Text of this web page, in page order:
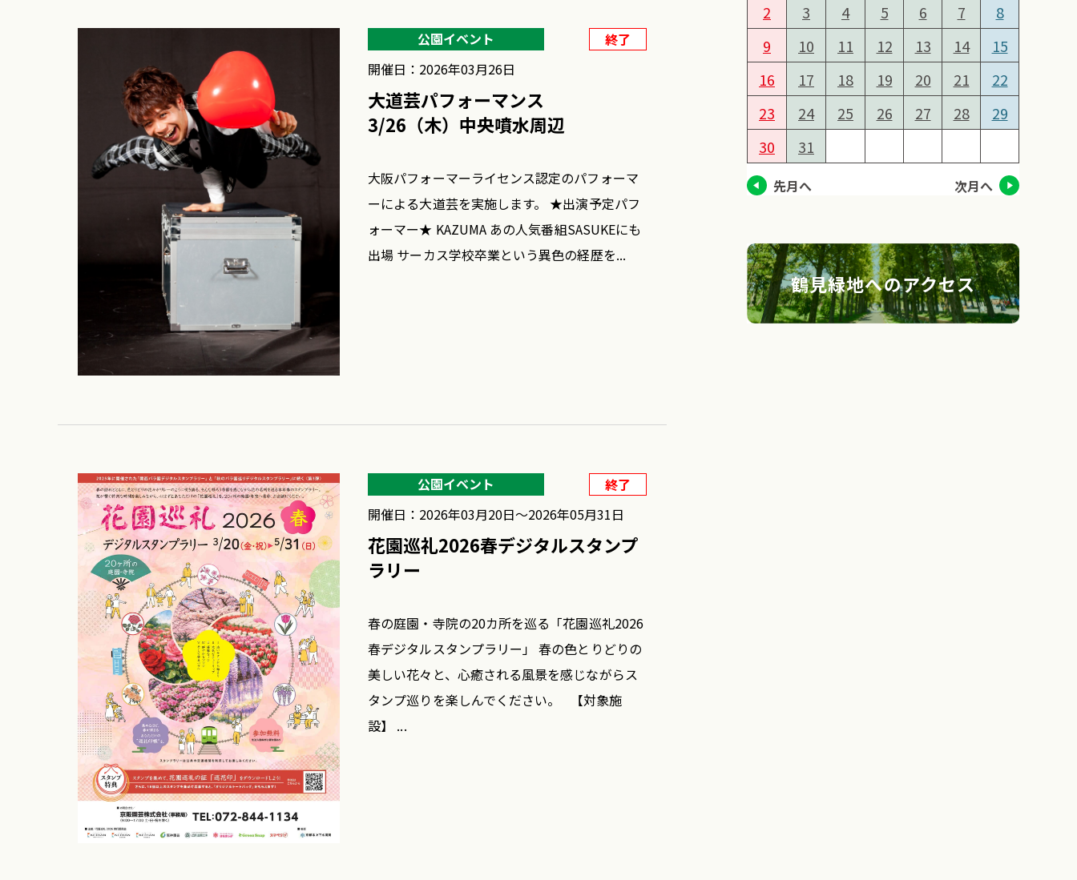
公園イベント
終了
開催日：2026年03月26日
大道芸パフォーマンス
3/26（木）中央噴水周辺
大阪パフォーマーライセンス認定のパフォーマ
ーによる大道芸を実施します。 ★出演予定パフ
ォーマー★ KAZUMA あの人気番組SASUKEにも
出場 サーカス学校卒業という異色の経歴を...
公園イベント
終了
開催日：2026年03月20日〜2026年05月31日
花園巡礼2026春デジタルスタンプ
ラリー
春の庭園・寺院の20カ所を巡る「花園巡礼2026
春デジタルスタンプラリー」 春の色とりどりの
美しい花々と、心癒される風景を感じながらス
タンプ巡りを楽しんでください。 【対象施
設】 ...
2
3 4 5 6 7
8
9
10 11 12 13 14
15
16
17 18 19 20 21
22
23
24 25 26 27 28
29
30
31
先月へ 次月へ
鶴見緑地へのアクセス